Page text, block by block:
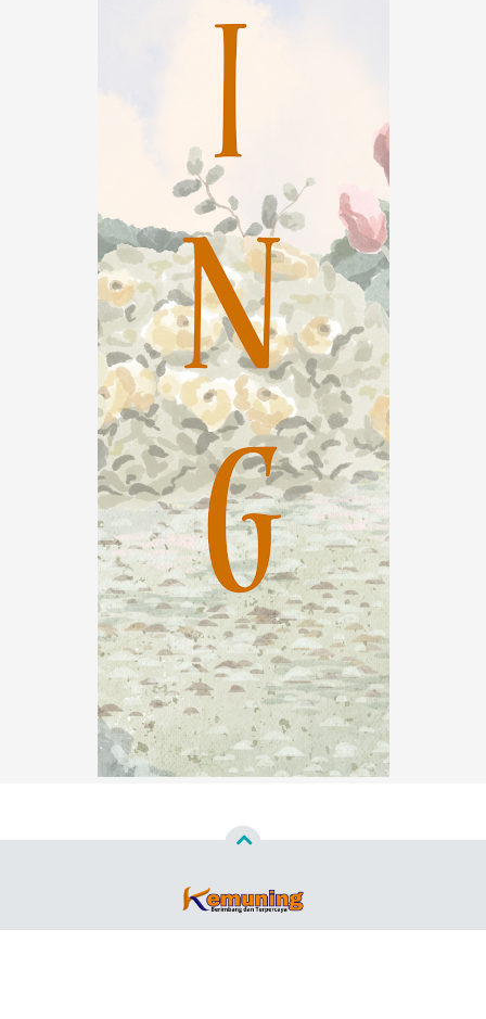
Copyright ©2026Kemuning News™